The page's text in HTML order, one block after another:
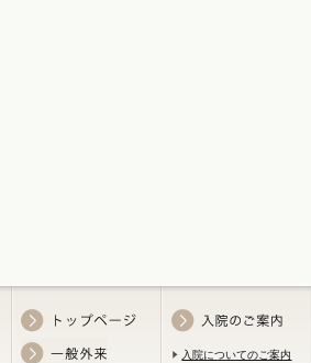
入院についてのご案内